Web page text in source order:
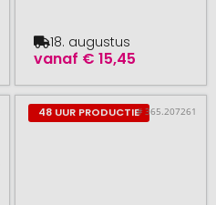
vanaf € 15,45
18. augustus
48 UUR PRODUCTIE# 365.207261